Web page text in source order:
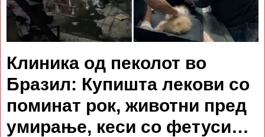
Клиника од пеколот во
Бразил: Купишта лекови со
поминат рок, животни пред
умирање, кеси со фетуси…